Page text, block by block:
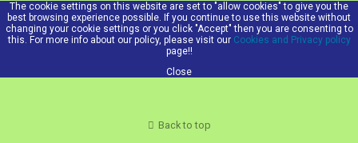
The cookie settings on this website are set to "allow cookies" to give you the
best browsing experience possible. If you continue to use this website without
changing your cookie settings or you click "Accept" then you are consenting to
this. For more info about our policy, please visit our Cookies and Privacy policy
page!!
Close
Back to top